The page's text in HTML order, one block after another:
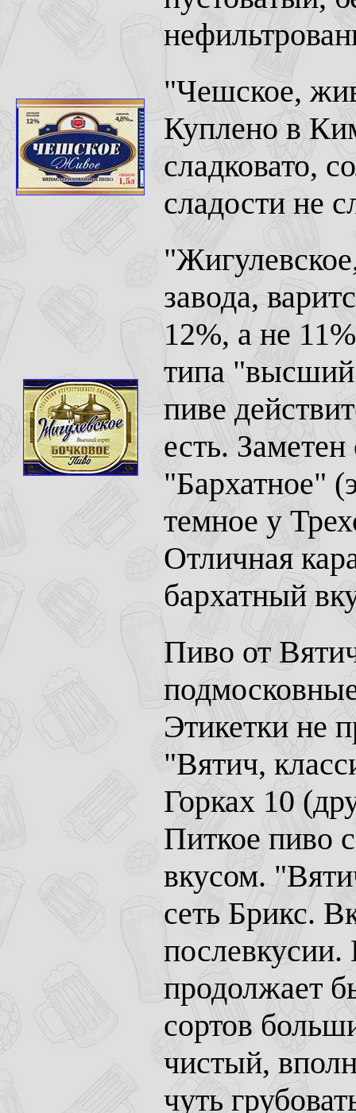
"Чешское,
Куплено в
сладковато,
сладости не
завода,
12%, а не
типа "высший
пиве
есть.
"Бархатное"
темное у
Отличная
бархатный
Пиво от
Этикетки не
"Вятич,
Горках 10
Питкое пиво
вкусом.
сеть Брикс.
продолжает
сортов
чистый,
чуть